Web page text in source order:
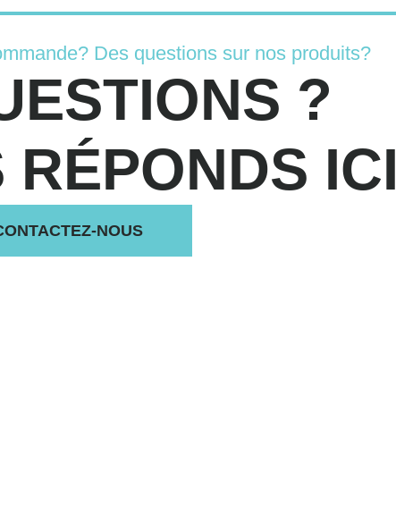
Des questions sur nos produits?
?
RÉPONDS ICI
NOUS